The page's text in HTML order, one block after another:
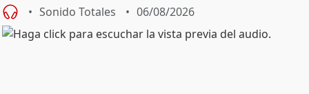
Sonido Totales 06/08/2026